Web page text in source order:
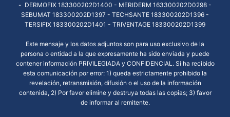
- DERMOFIX 183300202D1400 - MERIDERM 163300202D0298 -
SEBUMAT 183300202D1397 - TECHSANTE 183300202D1396 -
TERSIFIX 183300202D1401 - TRIVENTAGE 183300202D1399
Este mensaje y los datos adjuntos son para uso exclusivo de la
persona o entidad a la que expresamente ha sido enviada y puede
contener información PRIVILEGIADA y CONFIDENCIAL. Si ha recibido
esta comunicación por error: 1) queda estrictamente prohibido la
revelación, retransmisión, difusión o el uso de la información
contenida, 2) Por favor elimine y destruya todas las copias; 3) favor
de informar al remitente.